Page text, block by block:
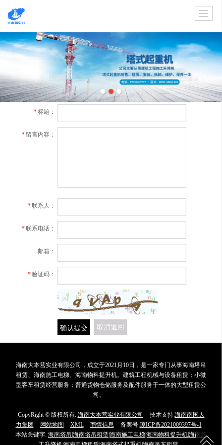
*标题：
* 留言内容：
*联系人：
*联系电话：
邮箱：
*验证码：
确认提交 取消返回
海南大本营实业有限公司，成立于2021月10日，是一家专门从事海南塔吊
租赁、海南施工电梯、海南物料提升机。建筑工程机械与设备租赁；小微
型客车租赁经营服务；普通货物仓储服务及配件服务于一体的大型租赁公
司。
CopyRight © 版权所有: 海南大本营实业有限公司 技术支持:海南南国人
力集团
网站地图 XML 商情信息 备案号:琼ICP备2021009397号-1
本站关键字: 海南塔吊|海南塔吊租赁|海南施工电梯|海南物料提升机|海南施